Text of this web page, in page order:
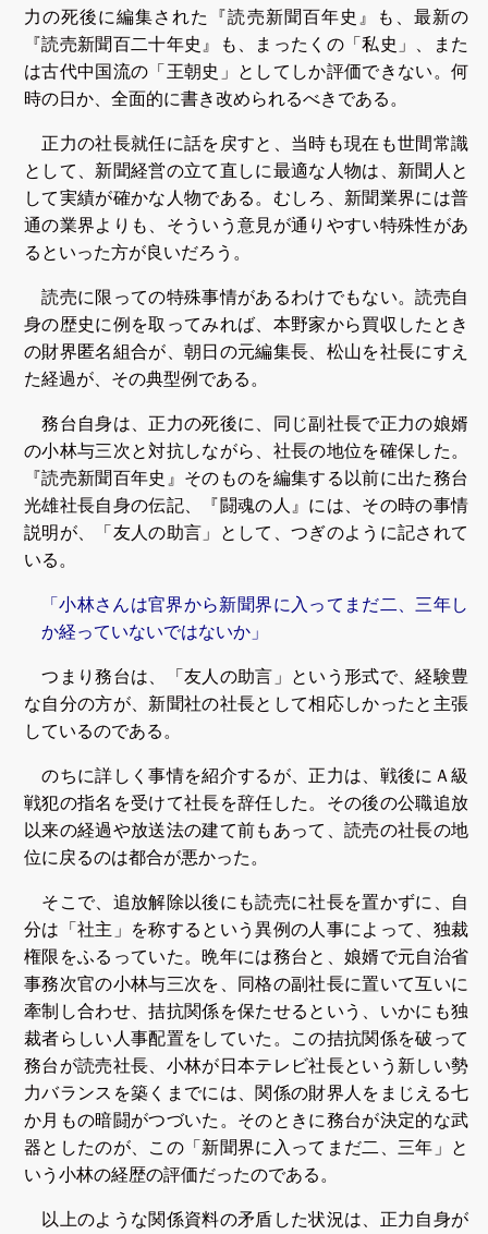
力の死後に編集された『読売新聞百年史』も、最新の
『読売新聞百二十年史』も、まったくの「私史」、また
は古代中国流の「王朝史」としてしか評価できない。何
時の日か、全面的に書き改められるべきである。
正力の社長就任に話を戻すと、当時も現在も世間常識
として、新聞経営の立て直しに最適な人物は、新聞人と
して実績が確かな人物である。むしろ、新聞業界には普
通の業界よりも、そういう意見が通りやすい特殊性があ
るといった方が良いだろう。
読売に限っての特殊事情があるわけでもない。読売自
身の歴史に例を取ってみれば、本野家から買収したとき
の財界匿名組合が、朝日の元編集長、松山を社長にすえ
た経過が、その典型例である。
務台自身は、正力の死後に、同じ副社長で正力の娘婿
の小林与三次と対抗しながら、社長の地位を確保した。
『読売新聞百年史』そのものを編集する以前に出た務台
光雄社長自身の伝記、『闘魂の人』には、その時の事情
説明が、「友人の助言」として、つぎのように記されて
いる。
「小林さんは官界から新聞界に入ってまだ二、三年し
か経っていないではないか」
つまり務台は、「友人の助言」という形式で、経験豊
な自分の方が、新聞社の社長として相応しかったと主張
しているのである。
のちに詳しく事情を紹介するが、正力は、戦後にＡ級
戦犯の指名を受けて社長を辞任した。その後の公職追放
以来の経過や放送法の建て前もあって、読売の社長の地
位に戻るのは都合が悪かった。
そこで、追放解除以後にも読売に社長を置かずに、自
分は「社主」を称するという異例の人事によって、独裁
権限をふるっていた。晩年には務台と、娘婿で元自治省
事務次官の小林与三次を、同格の副社長に置いて互いに
牽制し合わせ、拮抗関係を保たせるという、いかにも独
裁者らしい人事配置をしていた。この拮抗関係を破って
務台が読売社長、小林が日本テレビ社長という新しい勢
力バランスを築くまでには、関係の財界人をまじえる七
か月もの暗闘がつづいた。そのときに務台が決定的な武
器としたのが、この「新聞界に入ってまだ二、三年」と
いう小林の経歴の評価だったのである。
以上のような関係資料の矛盾した状況は、正力自身が